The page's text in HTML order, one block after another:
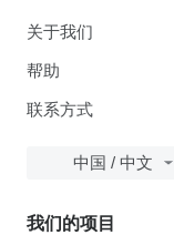
关于我们
帮助
联系方式
中国 / 中文
我们的项目